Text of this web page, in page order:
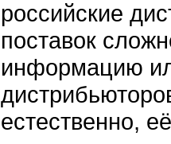
российские
поставок
информацию
естественно,